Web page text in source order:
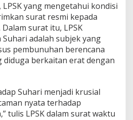
yang mengetahui kondisi
surat resmi kepada
surat itu, LPSK
adalah subjek yang
pembunuhan berencana
diduga berkaitan erat dengan
Suhari menjadi krusial
nyata terhadap
tulis LPSK dalam surat waktu